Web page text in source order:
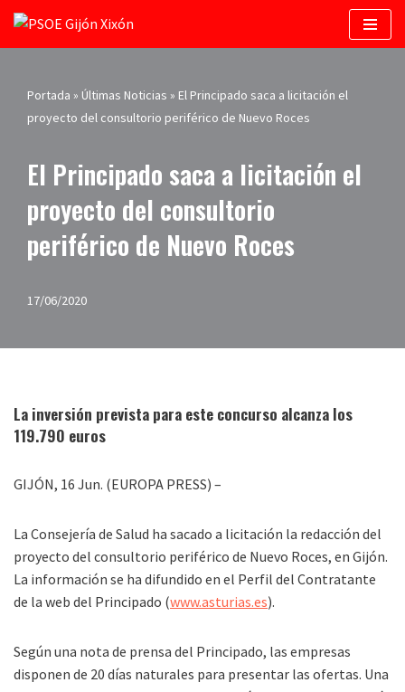
Saltar
contenido
Portada » Últimas Noticias » El Principado saca a licitación el
proyecto del consultorio periférico de Nuevo Roces
El Principado saca a licitación el
proyecto del consultorio
periférico de Nuevo Roces
17/06/2020
La inversión prevista para este concurso alcanza los
119.790 euros
GIJÓN, 16 Jun. (EUROPA PRESS) –
La Consejería de Salud ha sacado a licitación la redacción del
proyecto del consultorio periférico de Nuevo Roces, en Gijón.
La información se ha difundido en el Perfil del Contratante
de la web del Principado (www.asturias.es).
Según una nota de prensa del Principado, las empresas
disponen de 20 días naturales para presentar las ofertas. Una